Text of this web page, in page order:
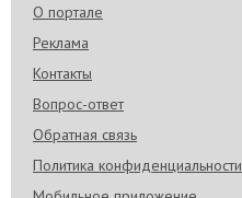
О портале
Реклама
Контакты
Вопрос-ответ
Обратная связь
Политика конфиденциальности